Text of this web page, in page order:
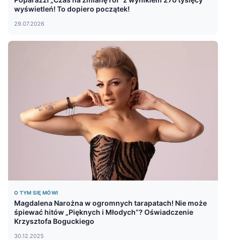
wyświetleń! To dopiero początek!
29.07.2026
O TYM SIĘ MÓWI
Magdalena Narożna w ogromnych tarapatach! Nie może
śpiewać hitów „Pięknych i Młodych”? Oświadczenie
Krzysztofa Boguckiego
30.12.2025